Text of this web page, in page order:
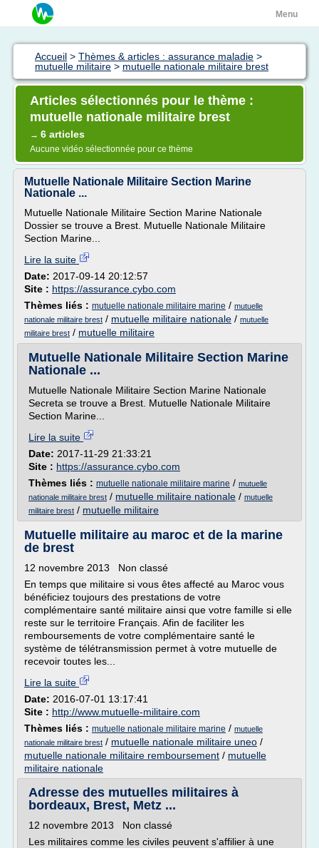
Menu
Accueil > Thèmes & articles : assurance maladie >
mutuelle militaire > mutuelle nationale militaire brest
Articles sélectionnés pour le thème :
mutuelle nationale militaire brest
→ 6 articles
Aucune vidéo sélectionnée pour ce thème
Mutuelle Nationale Militaire Section Marine
Nationale ...
Mutuelle Nationale Militaire Section Marine Nationale
Dossier se trouve a Brest. Mutuelle Nationale Militaire
Section Marine...
Lire la suite
Date: 2017-09-14 20:12:57
Site : https://assurance.cybo.com
Thèmes liés : mutuelle nationale militaire marine / mutuelle
nationale militaire brest / mutuelle militaire nationale / mutuelle
militaire brest / mutuelle militaire
Mutuelle Nationale Militaire Section Marine
Nationale ...
Mutuelle Nationale Militaire Section Marine Nationale
Secreta se trouve a Brest. Mutuelle Nationale Militaire
Section Marine...
Lire la suite
Date: 2017-11-29 21:33:21
Site : https://assurance.cybo.com
Thèmes liés : mutuelle nationale militaire marine / mutuelle
nationale militaire brest / mutuelle militaire nationale / mutuelle
militaire brest / mutuelle militaire
Mutuelle militaire au maroc et de la marine
de brest
12 novembre 2013 Non classé
En temps que militaire si vous êtes affecté au Maroc vous
bénéficiez toujours des prestations de votre
complémentaire santé militaire ainsi que votre famille si elle
reste sur le territoire Français. Afin de faciliter les
remboursements de votre complémentaire santé le
système de télétransmission permet à votre mutuelle de
recevoir toutes les...
Lire la suite
Date: 2016-07-01 13:17:41
Site : http://www.mutuelle-militaire.com
Thèmes liés : mutuelle nationale militaire marine / mutuelle
nationale militaire brest / mutuelle nationale militaire uneo /
mutuelle nationale militaire remboursement / mutuelle
militaire nationale
Adresse des mutuelles militaires à
bordeaux, Brest, Metz ...
12 novembre 2013 Non classé
Les militaires comme les civiles peuvent s'affilier à une